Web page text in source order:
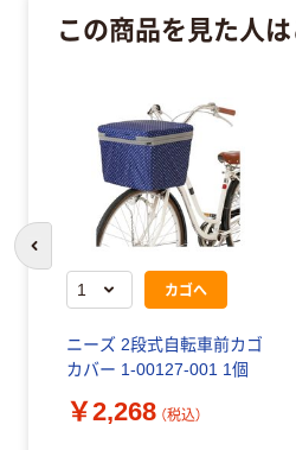
この商品を見た人
カゴへ
ニーズ 2段式自転車前カゴ
カバー 1-00127-001 1個
￥2,268 （税込）